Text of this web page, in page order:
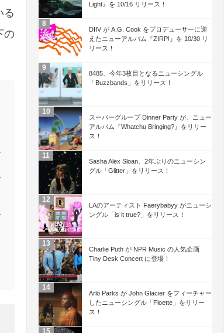
る
の
Light』を 10/16 リリース！
DIIV が A.G. Cook をプロデューサーに迎
えたニューアルバム『ZIRP!』を 10/30 リ
リース！
8485、今年3枚目となるニューシングル
「Buzzbands」をリリース！
スーパーグループ Dinner Party が、ニュー
アルバム『Whatchu Bringing?』をリリー
ス！
Sasha Alex Sloan、2年ぶりのニューシン
グル「Glitter」をリリース！
LAのアーティスト Faerybabyy がニューシ
ングル「is it true?」をリリース！
Charlie Puth が NPR Music の人気企画
Tiny Desk Concert に登場！
Arlo Parks が John Glacier をフィーチャー
したニューシングル「Floette」をリリー
ス！